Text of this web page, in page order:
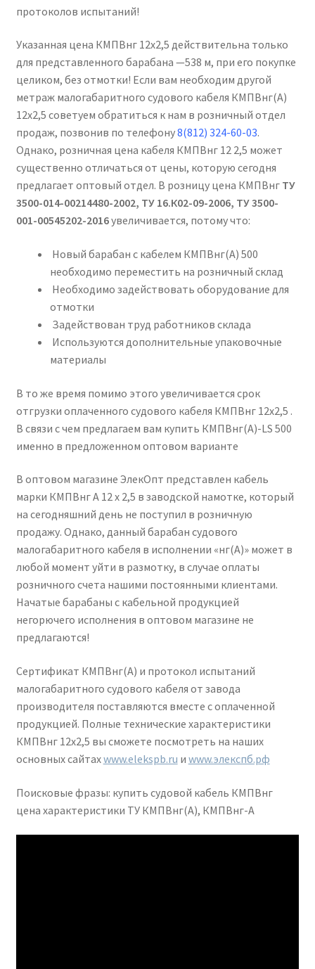
протоколов испытаний!
Указанная цена КМПВнг 12х2,5 действительна только
для представленного барабана —538 м, при его покупке
целиком, без отмотки! Если вам необходим другой
метраж малогабаритного судового кабеля КМПВнг(А)
12х2,5 советуем обратиться к нам в розничный отдел
продаж, позвонив по телефону8(812) 324-60-03.
Однако, розничная цена кабеля КМПВнг 12 2,5 может
существенно отличаться от цены, которую сегодня
предлагает оптовый отдел. В розницу цена КМПВнг ТУ
3500-014-00214480-2002, ТУ 16.К02-09-2006, ТУ 3500-
001-00545202-2016увеличивается, потому что:
Новый барабан с кабелем КМПВнг(А) 500
необходимо переместить на розничный склад
Необходимо задействовать оборудование для
отмотки
Задействован труд работников склада
Используются дополнительные упаковочные
материалы
В то же время помимо этого увеличивается срок
отгрузки оплаченного судового кабеля КМПВнг 12х2,5 .
В связи с чем предлагаем вам купить КМПВнг(А)-LS 500
именно в предложенном оптовом варианте
В оптовом магазине ЭлекОпт представлен кабель
марки КМПВнг А 12 х 2,5 в заводской намотке, который
на сегодняшний день не поступил в розничную
продажу. Однако, данный барабан судового
малогабаритного кабеля в исполнении «нг(А)» может в
любой момент уйти в размотку, в случае оплаты
розничного счета нашими постоянными клиентами.
Начатые барабаны с кабельной продукцией
негорючего исполнения в оптовом магазине не
предлагаются!
Сертификат КМПВнг(А) и протокол испытаний
малогабаритного судового кабеля от завода
производителя поставляются вместе с оплаченной
продукцией. Полные технические характеристики
КМПВнг 12х2,5 вы сможете посмотреть на наших
основных сайтахwww.elekspb.ru и www.элекспб.рф
Поисковые фразы: купить судовой кабель КМПВнг
цена характеристики ТУ КМПВнг(А), КМПВнг-А